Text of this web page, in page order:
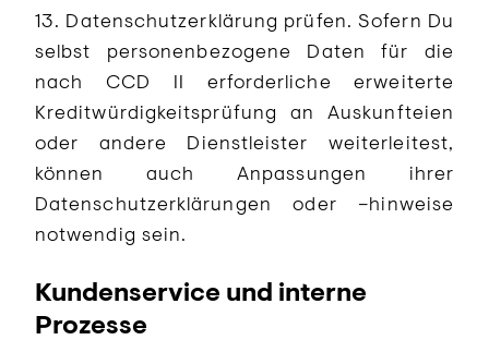
13. Datenschutzerklärung prüfen. Sofern Du
selbst personenbezogene Daten für die
nach CCD II erforderliche erweiterte
Kreditwürdigkeitsprüfung an Auskunfteien
oder andere Dienstleister weiterleitest,
können auch Anpassungen ihrer
Datenschutzerklärungen oder –hinweise
notwendig sein.
Kundenservice und interne
Prozesse